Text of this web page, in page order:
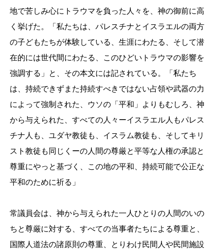
地で苦しみ心にトラウマを負った人々を、神の御前に高
く挙げた。「 私たちは、パレスチナとイスラエルの両方
の子どもたちが体験している、生涯にわたる、そして潜
在的には世代間にわたる、このひどいトラウマの影響を
強調する」と、その本文には記されている。「 私たち
は、持続できずまた持続すべきではない占領や武器の力
によ って強制された、ウソの「平和」よりもむしろ、 神
から与えられた、すべての人々ーイスラエル人もパレス
チナ人も、 ユダヤ教徒も、イスラム教徒も、そしてキリ
スト教徒も同じくーの人間の尊厳と平等な人権の承認と
尊重にやっと基づく、
この地の平和、持続可能で公正な
平和のために祈る」
常議員会は、神から与えられた一人ひとりの人間のいの
ちと尊厳に対する、すべての当事者たちによる尊重と、
国際人道法の諸原則の尊重、とりわけ民間人や民間施設